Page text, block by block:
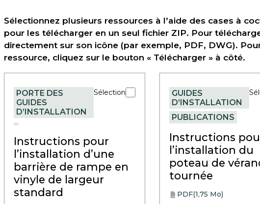
Sélectionnez plusieurs ressources à l’aide des cases à
pour les télécharger en un seul fichier ZIP. Pour
directement sur son icône (par exemple, PDF, DWG).
ressource, cliquez sur le bouton « Télécharger » à côté.
PORTE DES
GUIDES
D’INSTALLATION
Sélection
Instructions pour
l’installation d’une
barrière de rampe en
vinyle de largeur
standard
GUIDES
D’INSTALLATION
PUBLICATIONS
Instructions
l’installation du
poteau de
tournée
PDF PDF(1,75 Mo)
opens